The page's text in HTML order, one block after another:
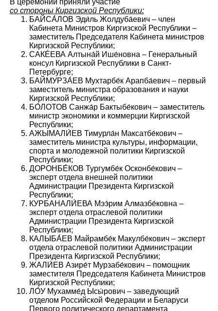
В церемонии приняли участие
со стороны Киргизской Республики:
БАЙСА́ЛОВ Эди́ль Жолдуба́евич – член
Кабинета Министров Киргизской Республики –
заместитель Председателя Кабинета министров
Киргизской Республики;
САКÉЕВА Алтына́й Ише́новна – Генеральный
консул Киргизской Республики в Санкт-
Петербурге;
БАЙМУРЗА́ЕВ Мухтарбе́к Арапба́евич – первый
заместитель министра образования и науки
Киргизской Республики;
БО́ЛОТОВ Санжа́р Бактыбе́кович – заместитель
министр экономики и коммерции Киргизской
Республики;
АЖЫМАЛИ́ЕВ Тимурла́н Максатбе́кович –
заместитель министра культуры, информации,
спорта и молодежной политики Киргизской
Республики;
ДОРОНБЕ́КОВ Тургумбе́к Осконбе́кович –
эксперт отдела внешней политики
Администрации Президента Киргизской
Республики;
КУРБАНАЛИ́ЕВА Мээ́рим Алмазбе́ковна –
эксперт отдела отраслевой политики
Администрации Президента Киргизской
Республики;
КАЛЫБА́ЕВ Майрамбе́к Макулбе́кович – эксперт
отдела отраслевой политики Администрации
Президента Киргизской Республики;
ЖАЛИ́ЕВ Азире́т Мурзабе́кович – помощник
заместителя Председателя Кабинета Министров
Киргизской Республики;
ЛО́У Мухамме́д Ысы́рович – заведующий
отделом Российской Федерации и Беларуси
Первого политического департамента